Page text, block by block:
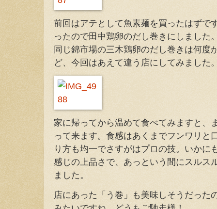
前回はアテとして魚素麺を買ったはずで
ったので田中鶏卵のだし巻きにしました
同じ錦市場の三木鶏卵のだし巻きは何度
ど、今回はあえて違う店にしてみました
家に帰ってから温めて食べてみますと、
って来ます。食感はあくまでフンワリと
り方も均一でさすがはプロの技。いかに
感じの上品さで、あっという間にスルス
ました。
店にあった「う巻」も美味しそうだった